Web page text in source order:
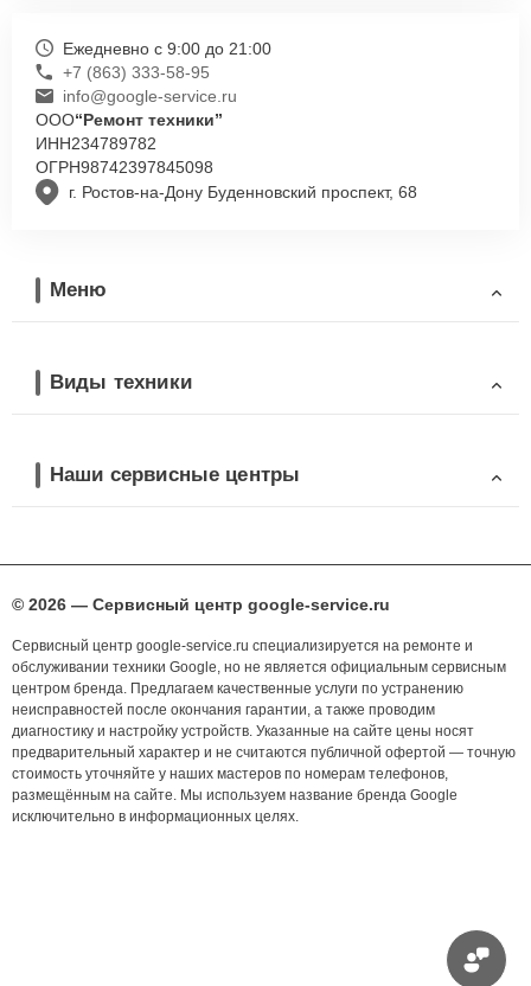
г. Ростов-на-Дону Буденновский проспект, 68
Ежедневно с 9:00 до 21:00
+7 (863) 333-58-95
info@google-service.ru
ООО“Ремонт техники”
ИНН234789782
ОГРН98742397845098
Меню
Виды техники
Наши сервисные центры
© 2026 — Сервисный центр google-service.ru
Сервисный центр google-service.ru специализируется на ремонте и
обслуживании техники Google, но не является официальным сервисным
центром бренда. Предлагаем качественные услуги по устранению
неисправностей после окончания гарантии, а также проводим
диагностику и настройку устройств. Указанные на сайте цены носят
предварительный характер и не считаются публичной офертой — точную
стоимость уточняйте у наших мастеров по номерам телефонов,
размещённым на сайте. Мы используем название бренда Google
исключительно в информационных целях.